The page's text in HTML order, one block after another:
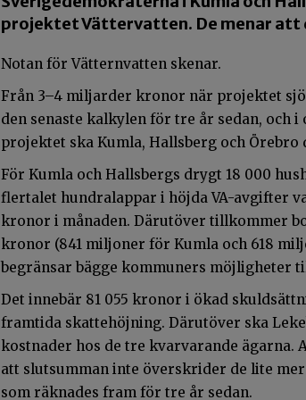
projektet Vättervatten. De menar
Notan för Vätternvatten skenar.
Från 3–4 miljarder kronor när projektet
den senaste kalkylen för tre år sedan, och
projektet ska Kumla, Hallsberg och Örebro
För Kumla och Hallsbergs drygt 18 000
flertalet hundralappar i höjda VA-avgifter
kronor i månaden. Därutöver tillkommer
kronor (841 miljoner för Kumla och 618
begränsar bägge kommuners möjligheter
Det innebär 81 055 kronor i ökad
framtida skattehöjning. Därutöver ska
kostnader hos de tre kvarvarande
att slutsumman inte överskrider de lite
som räknades fram för tre år sedan.